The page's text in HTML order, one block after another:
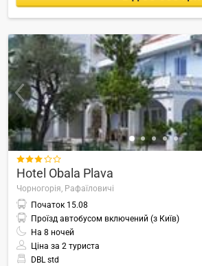

Hotel Obala Plava
Чорногорія, Рафаїловичі
Початок 15.08
Проїзд автобусом включений (з Київ)
На 8 ночей
Ціна за 2 туриста
DBL std